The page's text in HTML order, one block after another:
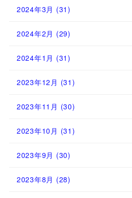
2024年3月 (31)
2024年2月 (29)
2024年1月 (31)
2023年12月 (31)
2023年11月 (30)
2023年10月 (31)
2023年9月 (30)
2023年8月 (28)